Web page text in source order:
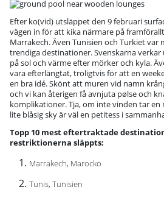
Efter ko(vid) utsläppet den 9 februari
vägen in för att kika närmare på
Marrakech. Även Tunisien och Turkiet var
trendiga destinationer. Svenskarna
på sol och värme efter mörker och kyla.
vara efterlängtat, troligtvis för att en
en bra idé. Skönt att muren vid namn
och vi kan återigen få avnjuta pølse och
komplikationer. Tja, om inte vinden tar en
lite blåsig sky är väl en petitess i
Topp 10 mest eftertraktade
restriktionerna släppts:
Marrakech, Marocko
Tunis, Tunisien